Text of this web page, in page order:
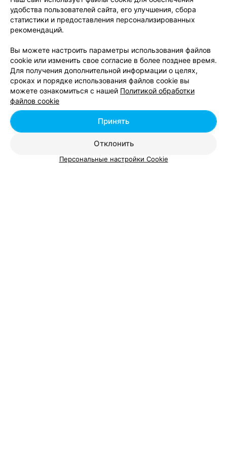
Забронировать
ЭФФЕКТИВНАЯ РЕКЛАМА НА САЙТЕ
удобства пользователей сайта, его улучшения, сбора
статистики и предоставления персонализированных
рекомендаций.
Вы можете настроить параметры использования файлов
cookie или изменить свое согласие в более позднее время.
Для получения дополнительной информации о целях,
сроках и порядке использования файлов cookie вы
можете ознакомиться с нашей Политикой обработки
файлов cookie
Отклонить
Принять
Персональные настройки Cookie